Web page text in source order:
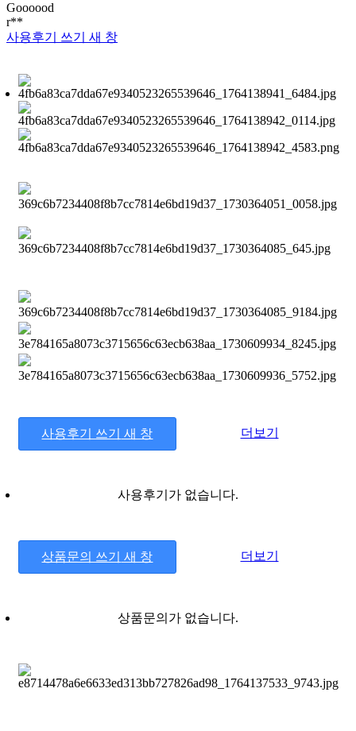
Goooood
r**
사용후기 쓰기
새 창
사용후기 쓰기 새 창 더보기
사용후기가 없습니다.
상품문의 쓰기 새 창 더보기
상품문의가 없습니다.